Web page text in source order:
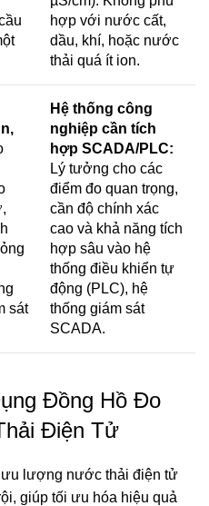
hợp với nước cất,
dầu, khí, hoặc nước
thải quá ít ion.
sát
Hệ thống công
nghiệp cần tích
hợp SCADA/PLC:
Lý tưởng cho các
điểm đo quan trọng,
cần độ chính xác
cao và khả năng tích
hợp sâu vào hệ
thống điều khiển tự
động (PLC), hệ
thống giám sát
SCADA.
Đồng Hồ Đo
Điện Tử
lượng nước thải điện tử
giúp tối ưu hóa hiệu quả